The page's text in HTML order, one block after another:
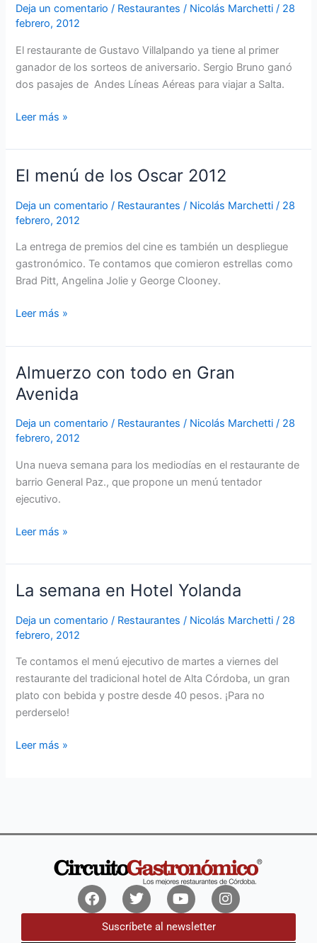
Deja un comentario / Restaurantes / Nicolás Marchetti/ 28
febrero, 2012
El restaurante de Gustavo Villalpando ya tiene al primer
ganador de los sorteos de aniversario. Sergio Bruno ganó
dos pasajes de Andes Líneas Aéreas para viajar a Salta.
a
Salta
Villalpando!
Leer más »
El menú de los Oscar 2012
Deja un comentario / Restaurantes / Nicolás Marchetti/ 28
febrero, 2012
La entrega de premios del cine es también un despliegue
gastronómico. Te contamos que comieron estrellas como
Brad Pitt, Angelina Jolie y George Clooney.
El
de
los
Oscar
2012
Leer más »
Almuerzo con todo en Gran
Avenida
Deja un comentario / Restaurantes / Nicolás Marchetti/ 28
febrero, 2012
Una nueva semana para los mediodías en el restaurante de
barrio General Paz., que propone un menú tentador
ejecutivo.
Almuerzo
con
en
Gran
Leer más »
Deja un comentario / Restaurantes / Nicolás Marchetti/ 28
febrero, 2012
Te contamos el menú ejecutivo de martes a viernes del
restaurante del tradicional hotel de Alta Córdoba, un gran
plato con bebida y postre desde 40 pesos. ¡Para no
perderselo!
La
en
Hotel
Yolanda‏
Leer más »
FacebookTwitterYoutubeInstagram
Suscríbete al newsletter